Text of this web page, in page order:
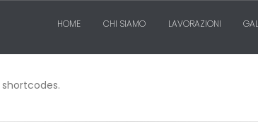
HOME CHI SIAMO LAVORAZIONI
shortcodes.